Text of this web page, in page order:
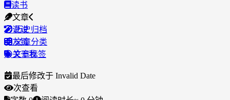
读书
文章
历史归档
文章分类
文章标签
说说
友链
关于我
最后修改于 Invalid Date
次查看